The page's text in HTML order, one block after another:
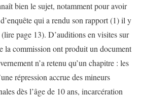
bien le sujet, notamment pour avoir
qui a rendu son rapport (1) il y
page 13). D’auditions en visites sur
la commission ont produit un document
n’a retenu qu’un chapitre : les
répression accrue des mineurs
dès l’âge de 10 ans, incarcération